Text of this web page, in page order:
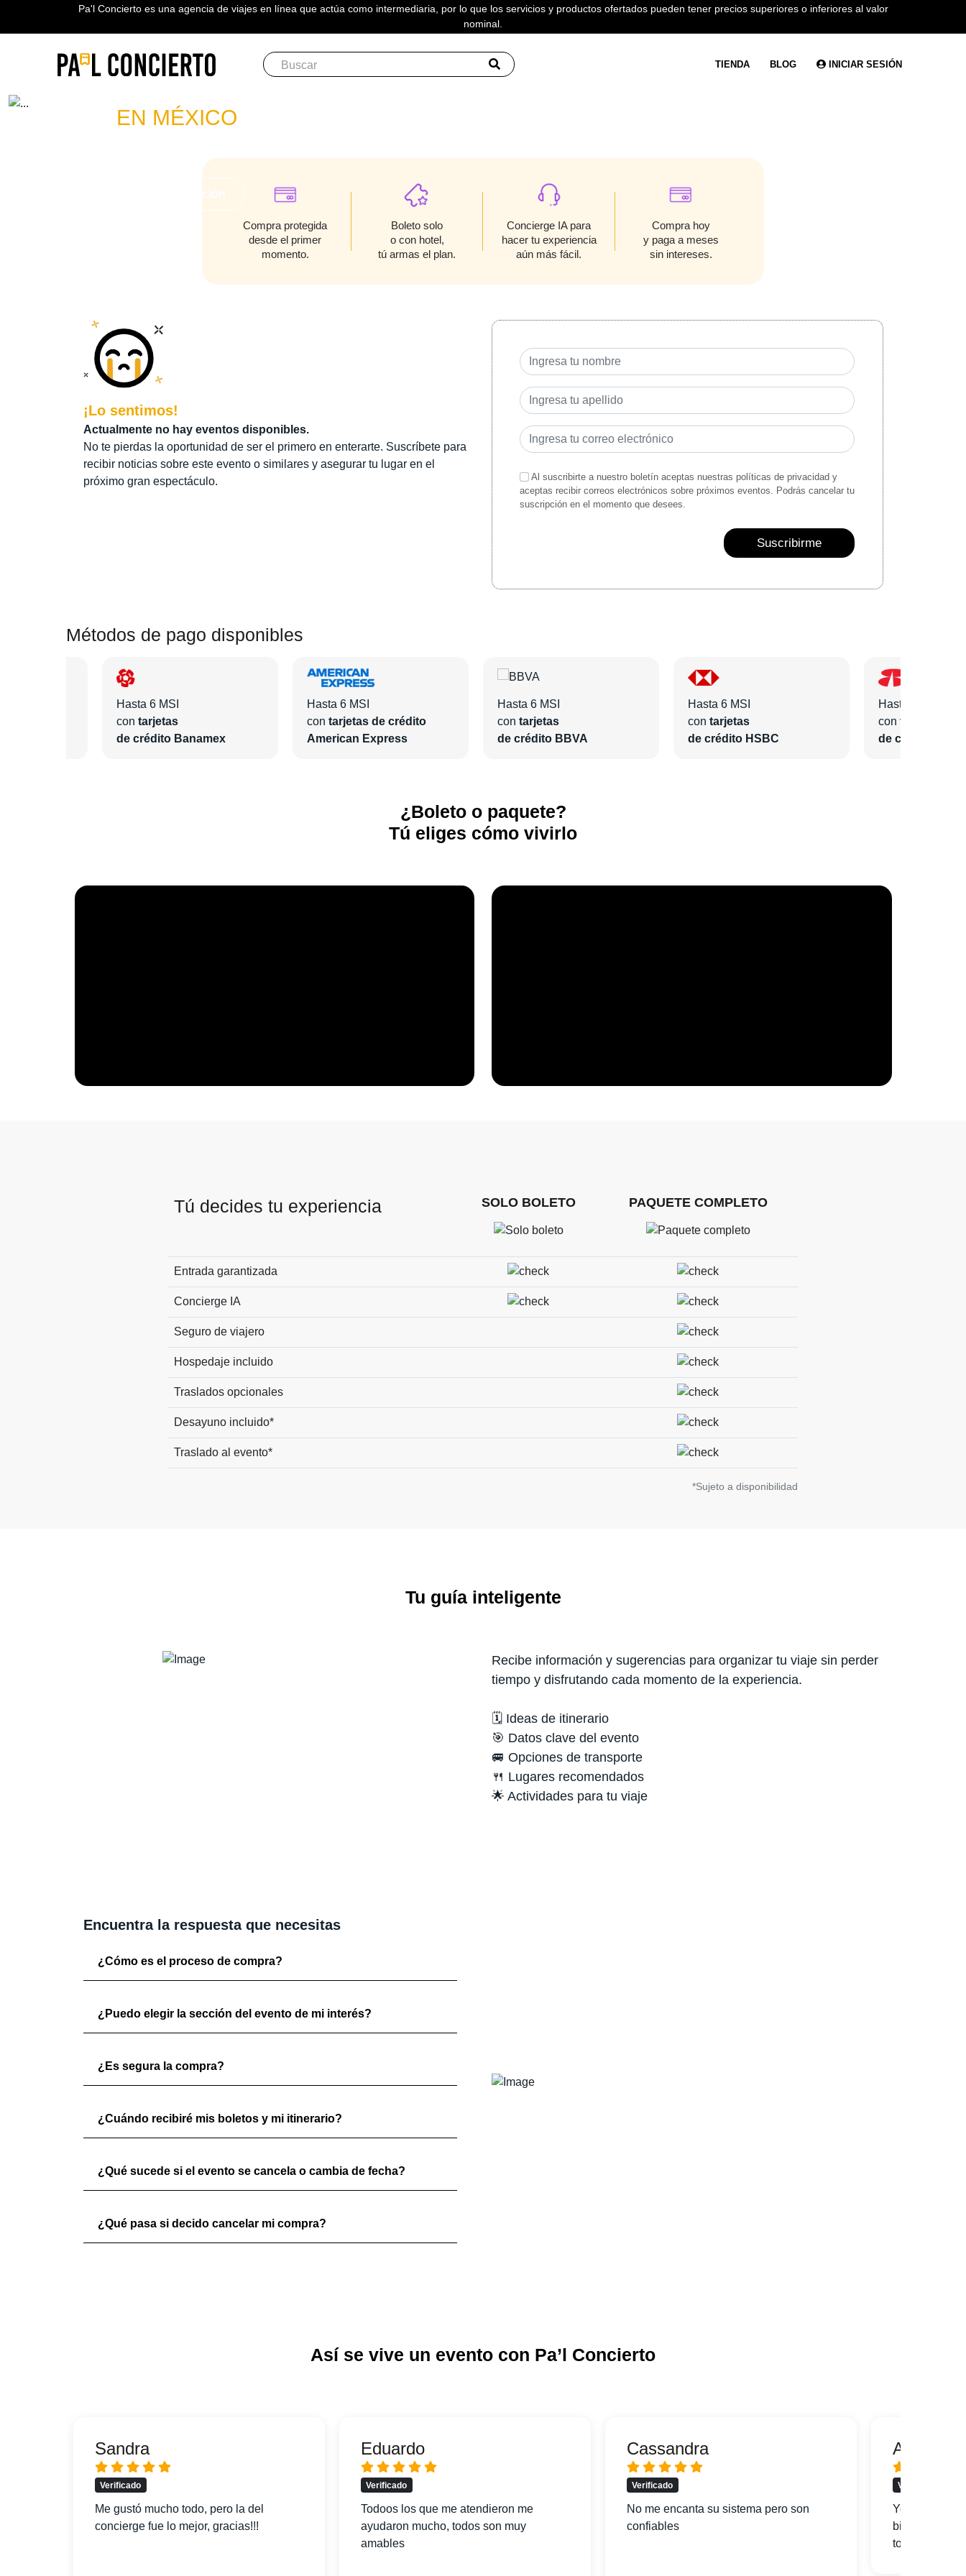
Pa'l Concierto es una agencia de viajes en línea que actúa como intermediaria, por lo que los servicios y productos ofertados pueden tener precios superiores o inferiores al valor
nominal.
TIENDA BLOG INICIAR SESIÓN
Boletos
W24
EN MÉXICO
Compra protegida
desde el primer
momento.
Boleto solo
o con hotel,
tú armas el plan.
Concierge IA para
hacer tu experiencia
aún más fácil.
Compra hoy
y paga a meses
sin intereses.
¡Lo sentimos!
Actualmente no hay eventos disponibles.
No te pierdas la oportunidad de ser el primero en enterarte. Suscríbete para
recibir noticias sobre este evento o similares y asegurar tu lugar en el
próximo gran espectáculo.
Al suscribirte a nuestro boletín aceptas nuestras políticas de privacidad y
aceptas recibir correos electrónicos sobre próximos eventos. Podrás cancelar tu
suscripción en el momento que desees.
Suscribirme
Métodos de pago disponibles
Hasta 6 MSI
con tarjetas
de crédito Banamex
Hasta 6 MSI
con tarjetas de crédito
American Express
Hasta 6 MSI
con tarjetas
de crédito BBVA
Hasta 6 MSI
con tarjetas
de crédito HSBC
Hasta 6 MSI
con tarjetas
de crédito
¿Boleto o paquete?
Tú eliges cómo vivirlo
Tú decides tu experiencia SOLO BOLETO PAQUETE COMPLETO
Entrada garantizada
Concierge IA
Seguro de viajero
Hospedaje incluido
Traslados opcionales
Desayuno incluido*
Traslado al evento*
*Sujeto a disponibilidad
Tu guía inteligente
Recibe información y sugerencias para organizar tu viaje sin perder
tiempo y disfrutando cada momento de la experiencia.
🗓️ Ideas de itinerario
🎯 Datos clave del evento
🚐 Opciones de transporte
🍴 Lugares recomendados
🌟 Actividades para tu viaje
Encuentra la respuesta que necesitas
¿Cómo es el proceso de compra?
¿Puedo elegir la sección del evento de mi interés?
¿Es segura la compra?
¿Cuándo recibiré mis boletos y mi itinerario?
¿Qué sucede si el evento se cancela o cambia de fecha?
¿Qué pasa si decido cancelar mi compra?
Así se vive un evento con Pa’l Concierto
Sandra
Verificado
Me gustó mucho todo, pero la del
concierge fue lo mejor, gracias!!!
Eduardo
Verificado
Todoos los que me atendieron me
ayudaron mucho, todos son muy
amables
Cassandra
Verificado
No me encanta su sistema pero son
confiables
Alfredo
Verificado
Yo soy de
bien la
todo y mi